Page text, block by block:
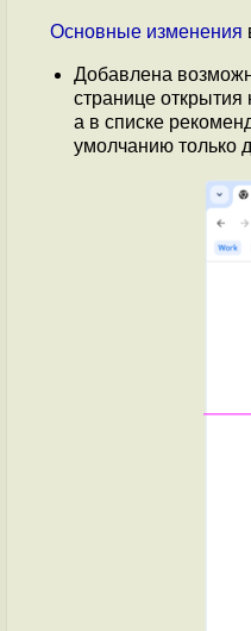
Основные изменения
Добавлена
странице
а в списке
умолчанию только